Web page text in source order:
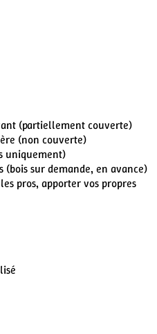
(partiellement couverte)
(non couverte)
uniquement)
(bois sur demande, en avance)
pros, apporter vos propres